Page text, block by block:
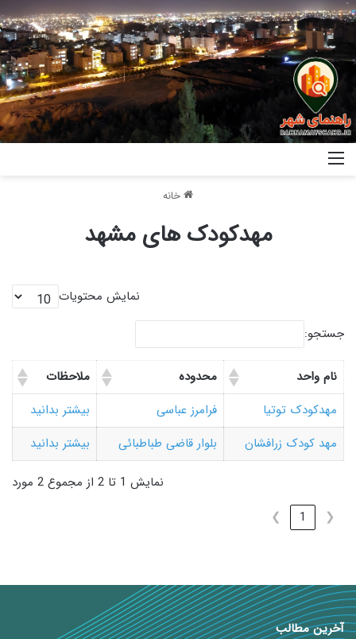
خانه
مهدکودک های مشهد
نمایش محتویات
جستجو:
نام واحد محدوده
ملاحظات
مهدکودک توتیا
فرامرز عباسی
بیشتر بدانید
مهد کودک زرافشان
بلوار قاضی طباطبائی بیشتر بدانید
نمایش 1 تا 2 از مجموع 2 مورد
❮
1
❯
آخرین مطالب